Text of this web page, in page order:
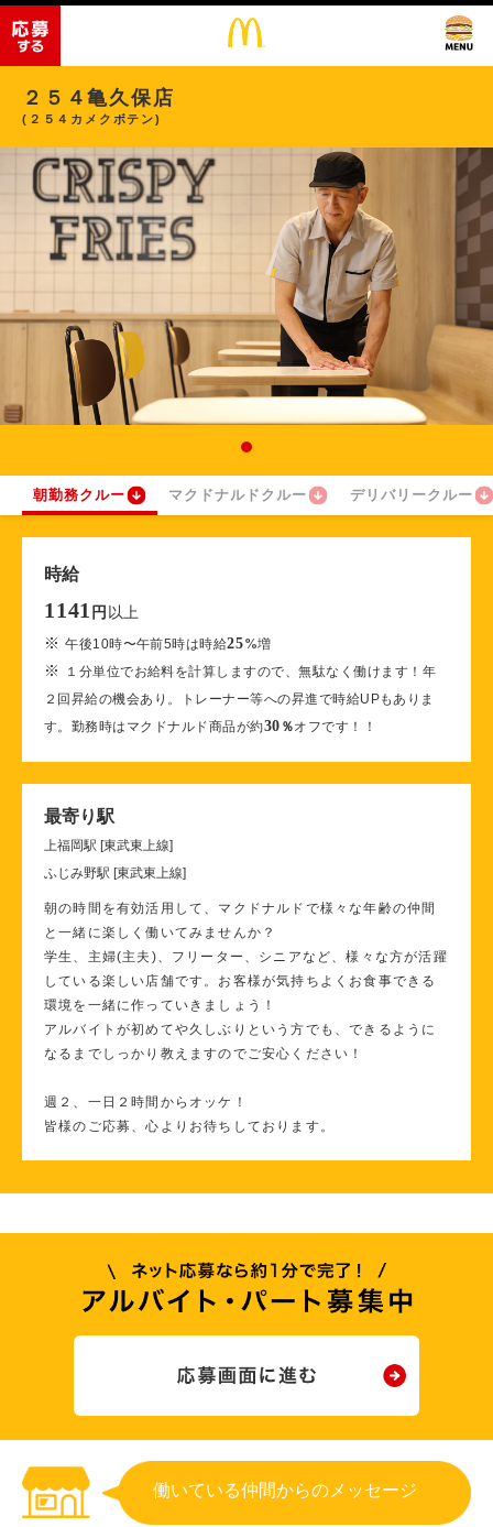
２５４亀久保店
(２５４カメクボテン)
朝勤務クルー マクドナルドクルー デリバリークルー
時給
1141 円 以上
※午後10時〜午前5時は時給25%増
※
１分単位でお給料を計算しますので、無駄なく働けます！年
２回昇給の機会あり。トレーナー等への昇進で時給UPもありま
す。勤務時はマクドナルド商品が約30 ％オフです！！
最寄り駅
上福岡駅 [東武東上線]
ふじみ野駅 [東武東上線]
朝の時間を有効活用して、マクドナルドで様々な年齢の仲間
と一緒に楽しく働いてみませんか？
学生、主婦(主夫)、フリーター、シニアなど、様々な方が活躍
している楽しい店舗です。お客様が気持ちよくお食事できる
環境を一緒に作っていきましょう！
アルバイトが初めてや久しぶりという方でも、できるように
なるまでしっかり教えますのでご安心ください！
週２、一日２時間からオッケ！
皆様のご応募、心よりお待ちしております。
働いている仲間からのメッセージ